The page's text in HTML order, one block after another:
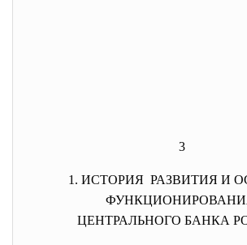
3
1. ИСТОРИЯ РАЗВИТИЯ И
ЦЕНТРАЛЬНОГО БАНКА